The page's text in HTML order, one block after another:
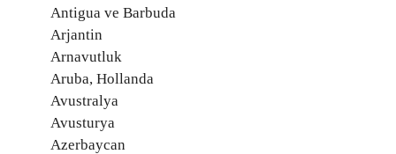
Antigua ve Barbuda
Arjantin
Arnavutluk
Aruba, Hollanda
Avustralya
Avusturya
Azerbaycan